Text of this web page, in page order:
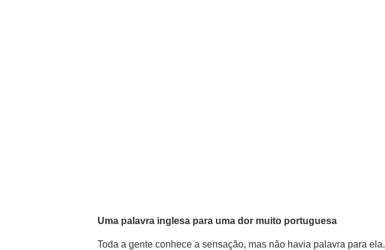
Uma palavra inglesa para uma dor muito portuguesa
Toda a gente conhece a sensação, mas não havia palavra para ela.